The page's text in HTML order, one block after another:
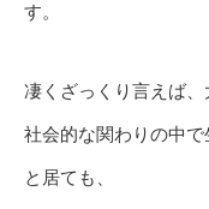
す。
凄くざっくり言えば、
社会的な関わりの中
と居ても、